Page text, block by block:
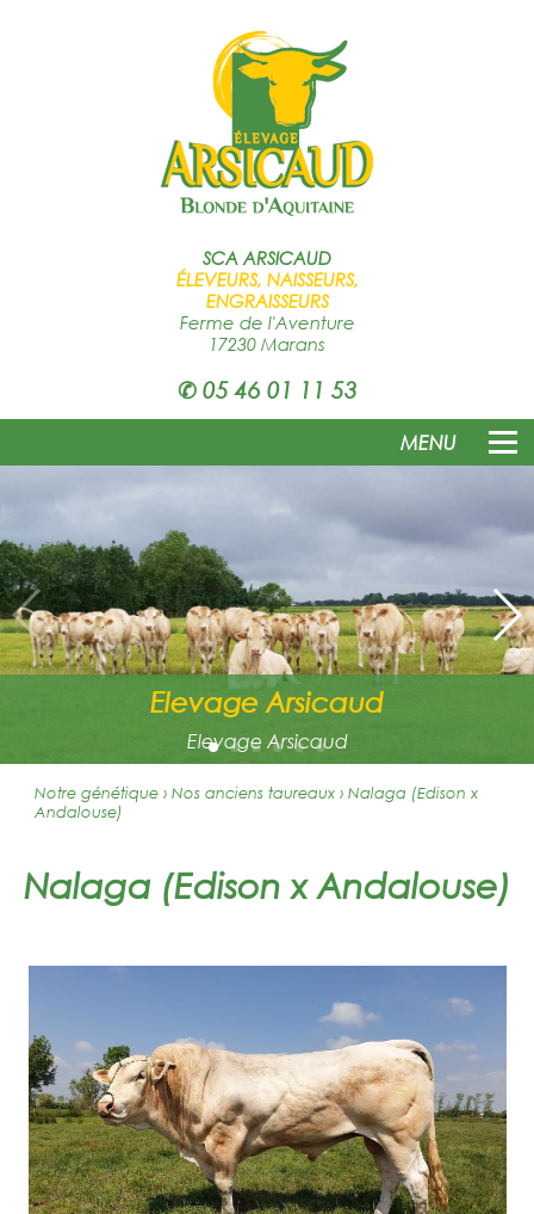
SCA ARSICAUD
ÉLEVEURS, NAISSEURS,
ENGRAISSEURS
Ferme de l'Aventure
17230 Marans
✆ 05 46 01 11 53
MENU
Elevage Arsicaud
Elevage Arsicaud
Notre génétique › Nos anciens taureaux ›Nalaga (Edison x
Andalouse)
Nalaga (Edison x Andalouse)